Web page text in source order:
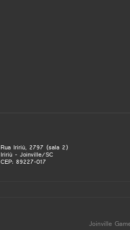
Rua Iririú, 2797 (sala 2)
Iririú - Joinville/SC
CEP: 89227-017
Joinville